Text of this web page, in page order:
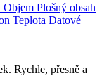
Objem Plošný obsah
Teplota Datové
Rychle, přesně a